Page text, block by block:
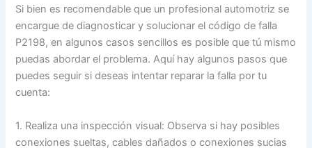
Si bien es recomendable que un profesional automotriz se
encargue de diagnosticar y solucionar el código de falla
P2198, en algunos casos sencillos es posible que tú mismo
puedas abordar el problema. Aquí hay algunos pasos que
puedes seguir si deseas intentar reparar la falla por tu
cuenta:
1. Realiza una inspección visual: Observa si hay posibles
conexiones sueltas, cables dañados o conexiones sucias